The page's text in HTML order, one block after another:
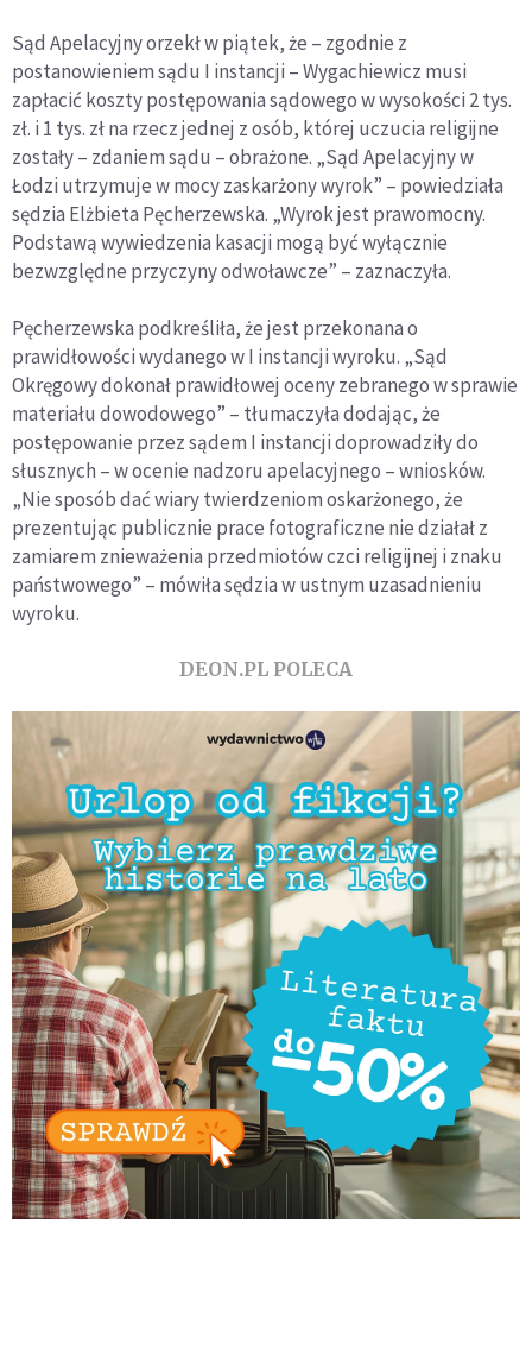
Sąd Apelacyjny orzekł w piątek, że – zgodnie z
postanowieniem sądu I instancji – Wygachiewicz musi
zapłacić koszty postępowania sądowego w wysokości 2 tys.
zł. i 1 tys. zł na rzecz jednej z osób, której uczucia religijne
zostały – zdaniem sądu – obrażone. „Sąd Apelacyjny w
Łodzi utrzymuje w mocy zaskarżony wyrok” – powiedziała
sędzia Elżbieta Pęcherzewska. „Wyrok jest prawomocny.
Podstawą wywiedzenia kasacji mogą być wyłącznie
bezwzględne przyczyny odwoławcze” – zaznaczyła.
Pęcherzewska podkreśliła, że jest przekonana o
prawidłowości wydanego w I instancji wyroku. „Sąd
Okręgowy dokonał prawidłowej oceny zebranego w sprawie
materiału dowodowego” – tłumaczyła dodając, że
postępowanie przez sądem I instancji doprowadziły do
słusznych – w ocenie nadzoru apelacyjnego – wniosków.
„Nie sposób dać wiary twierdzeniom oskarżonego, że
prezentując publicznie prace fotograficzne nie działał z
zamiarem znieważenia przedmiotów czci religijnej i znaku
państwowego” – mówiła sędzia w ustnym uzasadnieniu
wyroku.
DEON.PL POLECA